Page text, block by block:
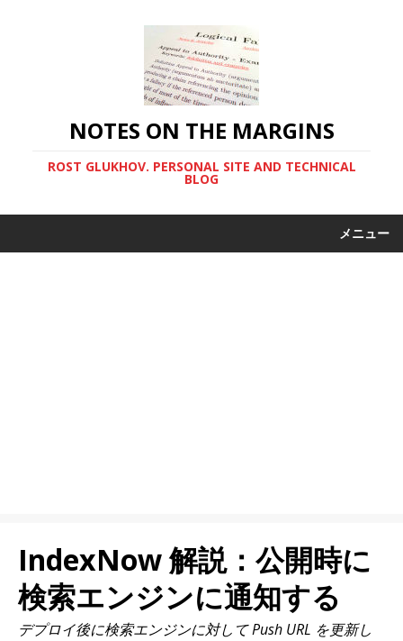
NOTES ON THE MARGINS
ROST GLUKHOV. PERSONAL SITE AND TECHNICAL
BLOG
メニュー
IndexNow 解説：公開時に
検索エンジンに通知する
デプロイ後に検索エンジンに対して Push URL を更新し